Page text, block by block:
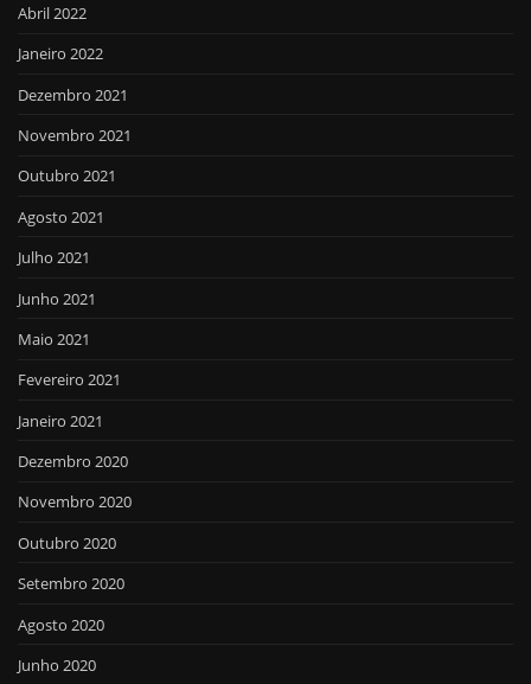
Abril 2022
Janeiro 2022
Dezembro 2021
Novembro 2021
Outubro 2021
Agosto 2021
Julho 2021
Junho 2021
Maio 2021
Fevereiro 2021
Janeiro 2021
Dezembro 2020
Novembro 2020
Outubro 2020
Setembro 2020
Agosto 2020
Junho 2020